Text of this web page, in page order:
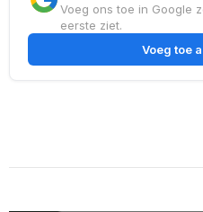
Voeg ons toe in Google
eerste ziet.
Voeg toe